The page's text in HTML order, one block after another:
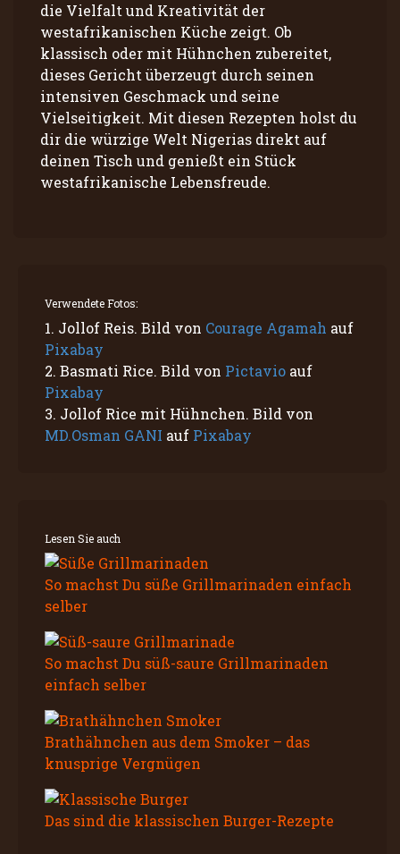
die Vielfalt und Kreativität der
westafrikanischen Küche zeigt. Ob
klassisch oder mit Hühnchen zubereitet,
dieses Gericht überzeugt durch seinen
intensiven Geschmack und seine
Vielseitigkeit. Mit diesen Rezepten holst du
dir die würzige Welt Nigerias direkt auf
deinen Tisch und genießt ein Stück
westafrikanische Lebensfreude.
Verwendete Fotos:
1. Jollof Reis. Bild von Courage Agamah auf
Pixabay
2. Basmati Rice. Bild von Pictavio auf
Pixabay
3. Jollof Rice mit Hühnchen. Bild von
MD.Osman GANI auf Pixabay
Lesen Sie auch
So machst Du süße Grillmarinaden einfach
selber
So machst Du süß-saure Grillmarinaden
einfach selber
Brathähnchen aus dem Smoker – das
knusprige Vergnügen
Das sind die klassischen Burger-Rezepte